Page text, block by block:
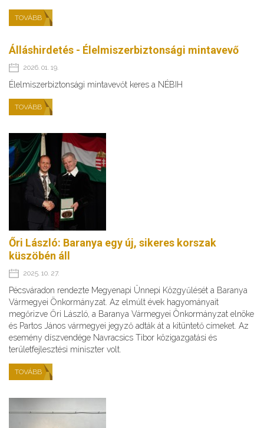
TOVÁBB
Álláshirdetés - Élelmiszerbiztonsági mintavevő
2026. 01. 19.
Élelmiszerbiztonsági mintavevőt keres a NÉBIH
TOVÁBB
Őri László: Baranya egy új, sikeres korszak
küszöbén áll
2025. 10. 27.
Pécsváradon rendezte Megyenapi Ünnepi Közgyűlését a Baranya
Vármegyei Önkormányzat. Az elmúlt évek hagyományait
megőrizve Őri László, a Baranya Vármegyei Önkormányzat elnöke
és Partos János vármegyei jegyző adták át a kitüntető címeket. Az
esemény díszvendége Navracsics Tibor közigazgatási és
területfejlesztési miniszter volt.
TOVÁBB